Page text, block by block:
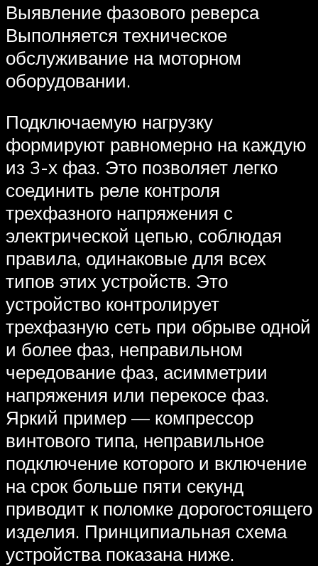
Выявление фазового реверса
Выполняется техническое
обслуживание на моторном
оборудовании.
Подключаемую нагрузку
формируют равномерно на каждую
из 3-х фаз. Это позволяет легко
соединить реле контроля
трехфазного напряжения с
электрической цепью, соблюдая
правила, одинаковые для всех
типов этих устройств. Это
устройство контролирует
трехфазную сеть при обрыве одной
и более фаз, неправильном
чередование фаз, асимметрии
напряжения или перекосе фаз.
Яркий пример — компрессор
винтового типа, неправильное
подключение которого и включение
на срок больше пяти секунд
приводит к поломке дорогостоящего
изделия. Принципиальная схема
устройства показана ниже.